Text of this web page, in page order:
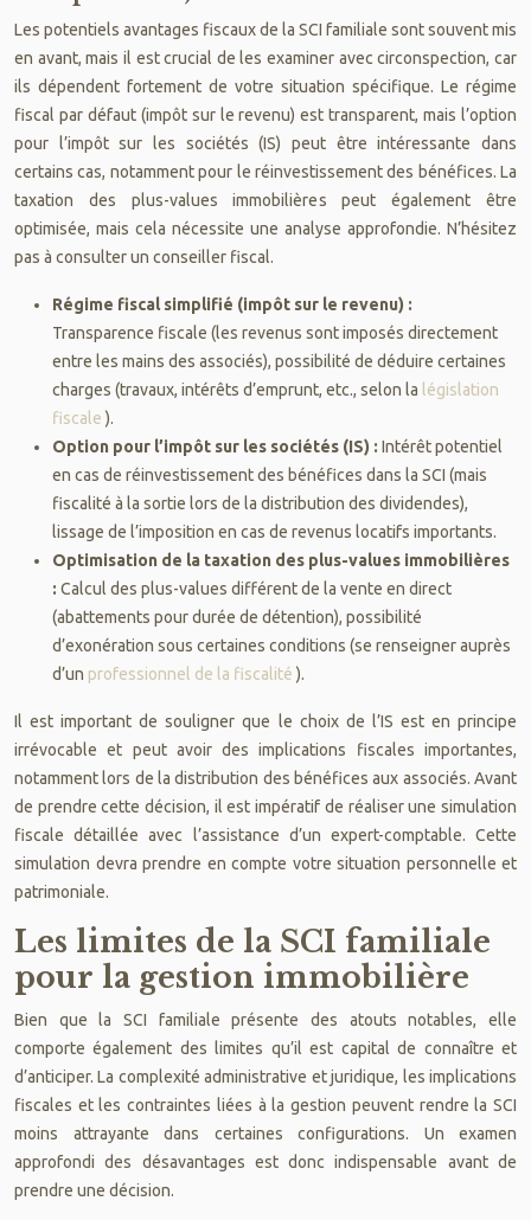
Les potentiels avantages fiscaux de la SCI familiale sont souvent mis
en avant, mais il est crucial de les examiner avec circonspection, car
ils dépendent fortement de votre situation spécifique. Le régime
fiscal par défaut (impôt sur le revenu) est transparent, mais l’option
pour l’impôt sur les sociétés (IS) peut être intéressante dans
certains cas, notamment pour le réinvestissement des bénéfices. La
taxation des plus-values immobilières peut également être
optimisée, mais cela nécessite une analyse approfondie. N’hésitez
pas à consulter un conseiller fiscal.
Régime fiscal simplifié (impôt sur le revenu) :
Transparence fiscale (les revenus sont imposés directement
entre les mains des associés), possibilité de déduire certaines
charges (travaux, intérêts d’emprunt, etc., selon la législation
fiscale ).
Option pour l’impôt sur les sociétés (IS) : Intérêt potentiel
en cas de réinvestissement des bénéfices dans la SCI (mais
fiscalité à la sortie lors de la distribution des dividendes),
lissage de l’imposition en cas de revenus locatifs importants.
Optimisation de la taxation des plus-values immobilières
: Calcul des plus-values différent de la vente en direct
(abattements pour durée de détention), possibilité
d’exonération sous certaines conditions (se renseigner auprès
d’un professionnel de la fiscalité ).
Il est important de souligner que le choix de l’IS est en principe
irrévocable et peut avoir des implications fiscales importantes,
notamment lors de la distribution des bénéfices aux associés. Avant
de prendre cette décision, il est impératif de réaliser une simulation
fiscale détaillée avec l’assistance d’un expert-comptable. Cette
simulation devra prendre en compte votre situation personnelle et
patrimoniale.
Les limites de la SCI familiale
pour la gestion immobilière
Bien que la SCI familiale présente des atouts notables, elle
comporte également des limites qu’il est capital de connaître et
d’anticiper. La complexité administrative et juridique, les implications
fiscales et les contraintes liées à la gestion peuvent rendre la SCI
moins attrayante dans certaines configurations. Un examen
approfondi des désavantages est donc indispensable avant de
prendre une décision.